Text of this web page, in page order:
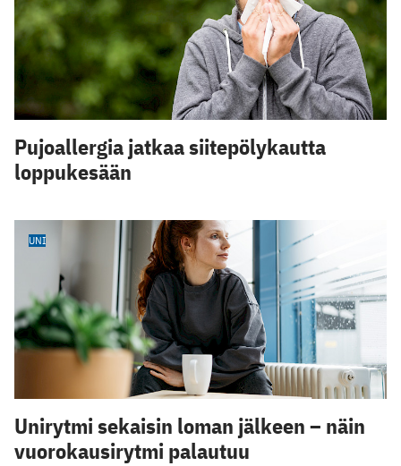
Pujoallergia jatkaa siitepölykautta
loppukesään
UNI
Unirytmi sekaisin loman jälkeen – näin
vuorokausirytmi palautuu